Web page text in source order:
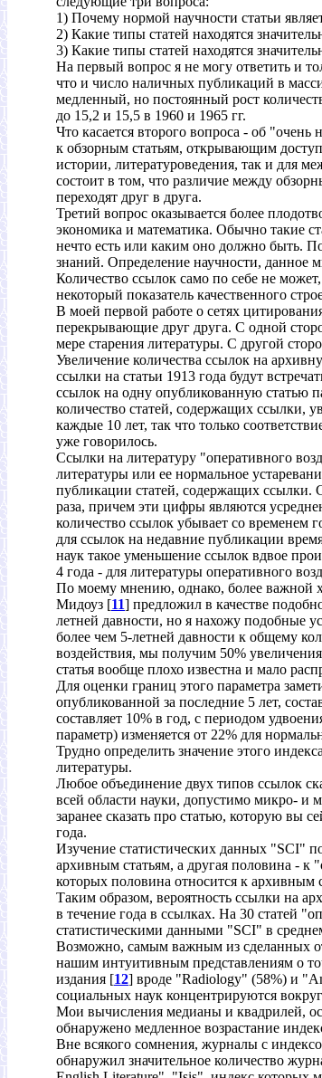
1) Почему нормой научности статьи
2) Какие типы статей находятся
3) Какие типы статей находятся
На первый вопрос я не могу ответить и
что и число наличных публикаций в
медленный, но постоянный рост
до 15,2 и 15,5 в 1960 и 1965 гг.
Что касается второго вопроса - об
к обзорным статьям, открывающим
истории, литературоведения, так и для
состоит в том, что различие между
переходят друг в друга.
Третий вопрос оказывается более
экономика и математика. Обычно такие
нечто есть или каким оно должно быть.
знаний. Определение научности, данное
Количество ссылок само по себе не
некоторый показатель качественного
В моей первой работе о сетях
перекрывающие друг друга. С одной
мере старения литературы. С другой
Увеличение количества ссылок на
ссылки на статьи 1913 года будут
ссылок на одну опубликованную статью
количество статей, содержащих ссылки,
каждые 10 лет, так что только
уже говорилось.
Ссылки на литературу "оперативного
литературы или ее нормальное
публикации статей, содержащих ссылки.
раза, причем эти цифры являются
количество ссылок убывает со временем
для ссылок на недавние публикации
наук такое уменьшение ссылок вдвое
4 года - для литературы оперативного
По моему мнению, однако, более важной
Мидоуз [11] предложил в качестве
летней давности, но я нахожу подобные
более чем 5-летней давности к общему
воздействия, мы получим 50%
статья вообще плохо известна и мало
Для оценки границ этого параметра
опубликованной за последние 5 лет,
составляет 10% в год, с периодом
параметр) изменяется от 22% для
Трудно определить значение этого
литературы.
Любое объединение двух типов ссылок
всей области науки, допустимо микро- и
заранее сказать про статью, которую вы
года.
Изучение статистических данных "SCI"
архивным статьям, а другая половина - к
которых половина относится к архивным
Таким образом, вероятность ссылки на
в течение года в ссылках. На 30 статей
статистическими данными "SCI" в
Возможно, самым важным из сделанных
нашим интуитивным представлениям о
издания [12] вроде "Radiology" (58%) и
социальных наук концентрируются
Мои вычисления медианы и квадрилей,
обнаружено медленное возрастание
Вне всякого сомнения, журналы с
обнаружил значительное количество